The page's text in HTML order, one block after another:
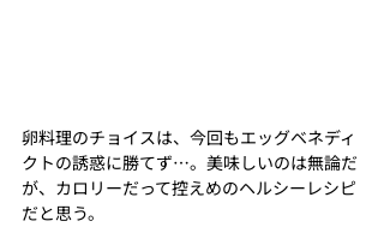
卵料理のチョイスは、今回もエッグベネディ
クトの誘惑に勝てず…。美味しいのは無論だ
が、カロリーだって控えめのヘルシーレシピ
だと思う。